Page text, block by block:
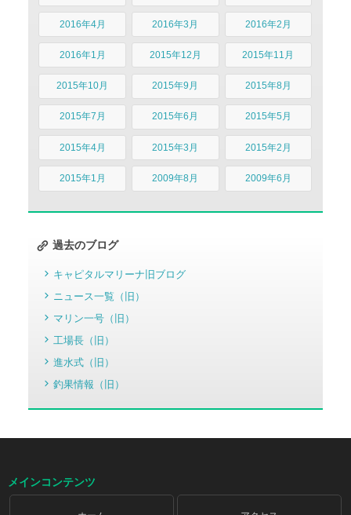
2016年4月 2016年3月 2016年2月
2016年1月 2015年12月 2015年11月
2015年10月 2015年9月 2015年8月
2015年7月 2015年6月 2015年5月
2015年4月 2015年3月 2015年2月
2015年1月 2009年8月 2009年6月
過去のブログ
キャピタルマリーナ旧ブログ
ニュース一覧（旧）
マリン一号（旧）
工場長（旧）
進水式（旧）
釣果情報（旧）
メインコンテンツ